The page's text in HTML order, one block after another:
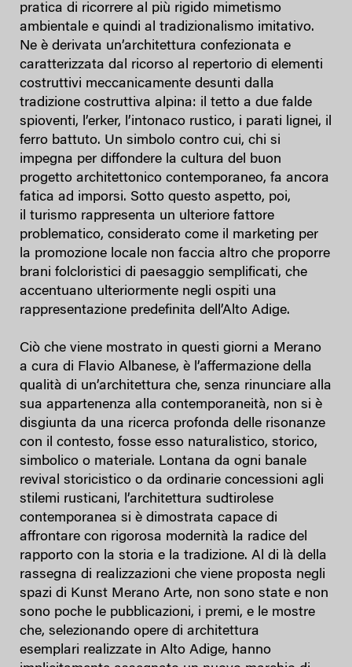
pratica di ricorrere al più rigido mimetismo
ambientale e quindi al tradizionalismo imitativo.
Ne è derivata un’architettura confezionata e
caratterizzata dal ricorso al repertorio di elementi
costruttivi meccanicamente desunti dalla
tradizione costruttiva alpina: il tetto a due falde
spioventi, l’erker, l’intonaco rustico, i parati lignei, il
ferro battuto. Un simbolo contro cui, chi si
impegna per diffondere la cultura del buon
progetto architettonico contemporaneo, fa ancora
fatica ad imporsi. Sotto questo aspetto, poi,
il turismo rappresenta un ulteriore fattore
problematico, considerato come il marketing per
la promozione locale non faccia altro che proporre
brani folcloristici di paesaggio semplificati, che
accentuano ulteriormente negli ospiti una
rappresentazione predefinita dell’Alto Adige.
Ciò che viene mostrato in questi giorni a Merano
a cura di Flavio Albanese, è l’affermazione della
qualità di un’architettura che, senza rinunciare alla
sua appartenenza alla contemporaneità, non si è
disgiunta da una ricerca profonda delle risonanze
con il contesto, fosse esso naturalistico, storico,
simbolico o materiale. Lontana da ogni banale
revival storicistico o da ordinarie concessioni agli
stilemi rusticani, l’architettura sudtirolese
contemporanea si è dimostrata capace di
affrontare con rigorosa modernità la radice del
rapporto con la storia e la tradizione. Al di là della
rassegna di realizzazioni che viene proposta negli
spazi di Kunst Merano Arte, non sono state e non
sono poche le pubblicazioni, i premi, e le mostre
che, selezionando opere di architettura
esemplari realizzate in Alto Adige, hanno